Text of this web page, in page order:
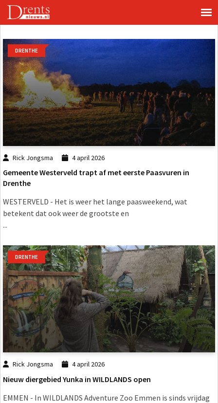
DRENTHE
Rick Jongsma 4 april 2026
Gemeente Westerveld trapt af met eerste Paasvuren in
Drenthe
WESTERVELD - Het is weer het lange paasweekend, wat
betekent dat ook weer de grootste en
...
DRENTHE
Rick Jongsma 4 april 2026
Nieuw diergebied Yunka in WILDLANDS open
EMMEN - In WILDLANDS Adventure Zoo Emmen is sinds vrijdag